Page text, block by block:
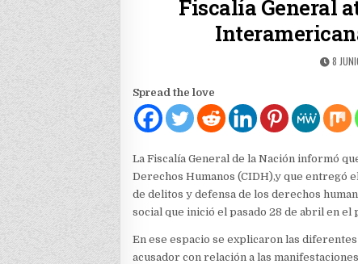
Fiscalía General
8
Spread the love
La Fiscalía General de la Nación informó
Derechos Humanos (CIDH),y que entregó
de delitos y defensa de los derechos
social que inició el pasado 28 de abril en el
En ese espacio se explicaron las
acusador con relación a las